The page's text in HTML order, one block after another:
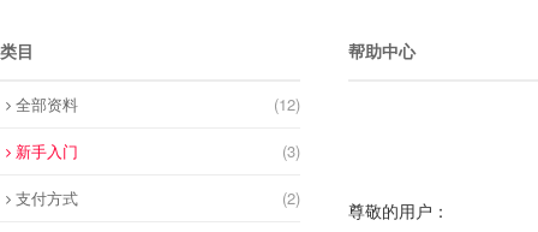
类目
全部资料 (12)
新手入门 (3)
支付方式 (2)
帮助中心
尊敬的用户：